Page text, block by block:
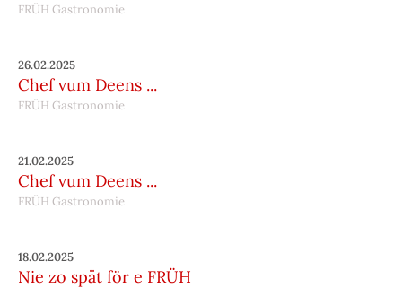
FRÜH Gastronomie
26.02.2025
Chef vum Deens ...
FRÜH Gastronomie
21.02.2025
Chef vum Deens ...
FRÜH Gastronomie
18.02.2025
Nie zo spät för e FRÜH